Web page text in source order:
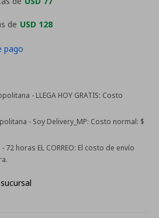
de USD 128
pago
- LLEGA HOY GRATIS: Costo
- Soy Delivery_MP: Costo normal: $
horas EL CORREO: El costo de envío